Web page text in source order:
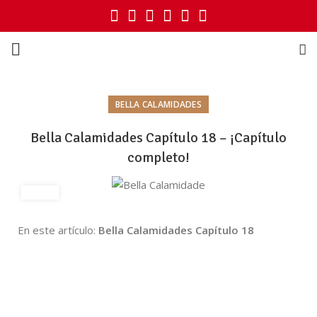
BELLA CALAMIDADES
Bella Calamidades Capítulo 18 – ¡Capítulo
completo!
En este artículo: Bella Calamidades Capítulo 18